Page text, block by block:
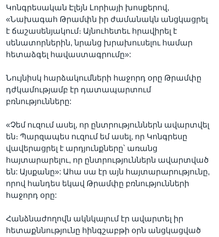
Կոնգրեսական Էլեյն Լորիայի խոսքերով,
«Նախագահ Թրամփն իր ժամանակն անցկացրել
է ճաշասենյակում։ Այնուհետեւ հրավիրել է
սենատորներին, նրանց խրախուսելու համար
հետաձգել հավաստագրումը»:
Նույնիսկ հարձակումների հաջորդ օրը Թրամփը
դժկամությամբ էր դատապարտում
բռնությունները:
«Չեմ ուզում ասել, որ ընտրություններն ավարտվել
են։ Պարզապես ուզում եմ ասել, որ Կոնգրեսը
վավերացրել է արդյունքները՝ առանց
հայտարարելու, որ ընտրություններն ավարտված
են: Այսքանը»: Ահա սա էր այն հայտարարությունը,
որով հանդես եկավ Թրամփը բռնությունների
հաջորդ օրը:
Հանձնաժողովն ակնկալում էր ավարտել իր
հետաքննությունը հինգշաբթի օրն անցկացված